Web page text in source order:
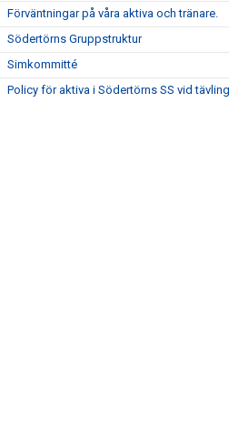
Förväntningar på våra aktiva och tränare.
Södertörns Gruppstruktur
Simkommitté
Policy för aktiva i Södertörns SS vid